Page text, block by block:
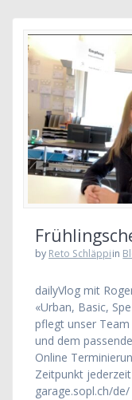
by Reto Schläppiin
dailyVlog mit
«Urban, Basic,
pflegt unser
und dem
Online
Zeitpunkt
garage.sopl.ch/